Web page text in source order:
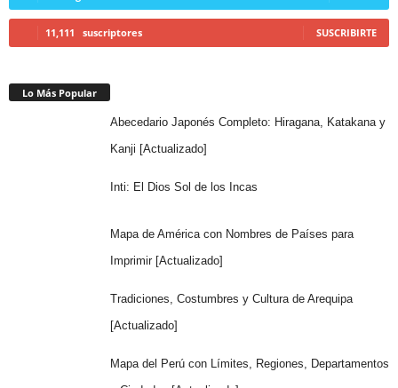
11,111 suscriptores SUSCRIBIRTE
Lo Más Popular
Abecedario Japonés Completo: Hiragana, Katakana y
Kanji [Actualizado]
Inti: El Dios Sol de los Incas
Mapa de América con Nombres de Países para
Imprimir [Actualizado]
Tradiciones, Costumbres y Cultura de Arequipa
[Actualizado]
Mapa del Perú con Límites, Regiones, Departamentos